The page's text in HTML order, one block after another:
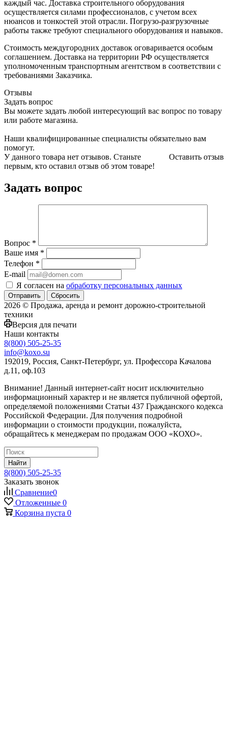
каждый час. Доставка строительного оборудования
осуществляется силами профессионалов, с учетом всех
нюансов и тонкостей этой отрасли. Погрузо-разгрузочные
работы также требуют специального оборудования и навыков.
Стоимость междугородних доставок оговаривается особым
соглашением. Доставка на территории РФ осуществляется
уполномоченным транспортным агентством в соответствии с
требованиями Заказчика.
Отзывы
Задать вопрос
Вы можете задать любой интересующий вас вопрос по товару
или работе магазина.
Наши квалифицированные специалисты обязательно вам
помогут.
Оставить отзыв
У данного товара нет отзывов. Станьте
первым, кто оставил отзыв об этом товаре!
Задать вопрос
Вопрос *
Ваше имя *
Телефон *
E-mail
Я согласен на обработку персональных данных
Сбросить
2026 © Продажа, аренда и ремонт дорожно-строительной
техники
Версия для печати
Наши контакты
8(800) 505-25-35
info@koxo.su
192019, Россия, Санкт-Петербург, ул. Профессора Качалова
д.11, оф.103
Внимание! Данный интернет-сайт носит исключительно
информационный характер и не является публичной офертой,
определяемой положениями Статьи 437 Гражданского кодекса
Российской Федерации. Для получения подробной
информации о стоимости продукции, пожалуйста,
обращайтесь к менеджерам по продажам ООО «КОХО».
Найти
8(800) 505-25-35
Заказать звонок
Сравнение0
Отложенные 0
Корзина пуста 0